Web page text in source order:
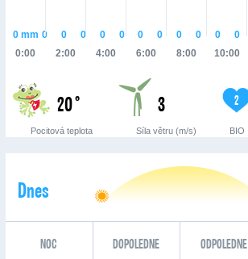
0:00 2:00 4:00 6:00 8:00 10:00
0mm 0 0 0 0 0 0 0 0 0 0 0
20 °
Pocitová teplota
3
Síla větru (m/s)
2
BIO
Dnes
NOC DOPOLEDNE ODPOLEDNE